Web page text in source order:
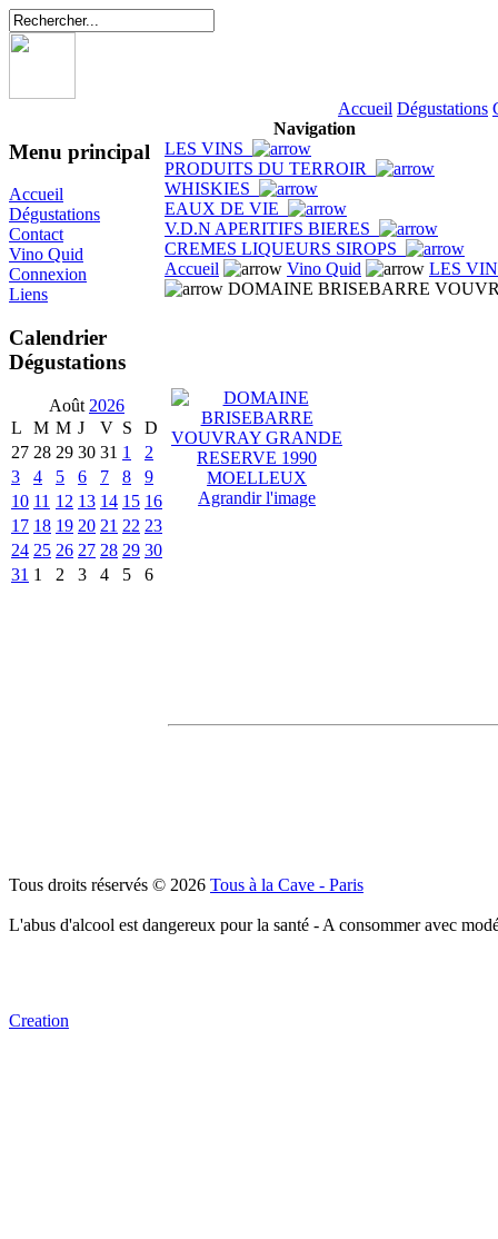
Accueil Dégustations
Menu principal
Accueil
Dégustations
Contact
Vino Quid
Connexion
Liens
Calendrier
Dégustations
Août 2026
L
M M J V S
D
27 28 29 30 31 1
2
3
4 5 6 7 8
9
10 11 12 13 14 15 16
17 18 19 20 21 22 23
24 25 26 27 28 29 30
31 1 2 3 4 5 6
Navigation
LES VINS
PRODUITS DU TERROIR
WHISKIES
EAUX DE VIE
V.D.N APERITIFS BIERES
CREMES LIQUEURS SIROPS
Accueil
Vino Quid
LES
DOMAINE BRISEBARRE
Agrandir l'image
Tous droits réservés © 2026 Tous à la Cave - Paris
L'abus d'alcool est dangereux pour la santé - A consommer avec
Creation